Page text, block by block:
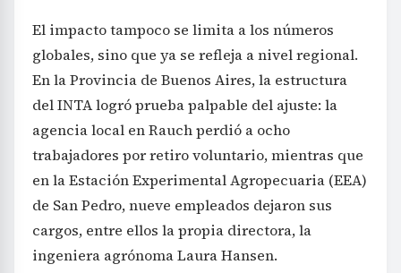
El impacto tampoco se limita a los números
globales, sino que ya se refleja a nivel regional.
En la Provincia de Buenos Aires, la estructura
del INTA logró prueba palpable del ajuste: la
agencia local en Rauch perdió a ocho
trabajadores por retiro voluntario, mientras que
en la Estación Experimental Agropecuaria (EEA)
de San Pedro, nueve empleados dejaron sus
cargos, entre ellos la propia directora, la
ingeniera agrónoma Laura Hansen.